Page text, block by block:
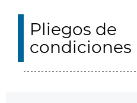
Pliegos de
condiciones